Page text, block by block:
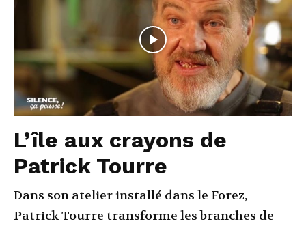
L’île aux crayons de
Patrick Tourre
Dans son atelier installé dans le Forez,
Patrick Tourre transforme les branches de